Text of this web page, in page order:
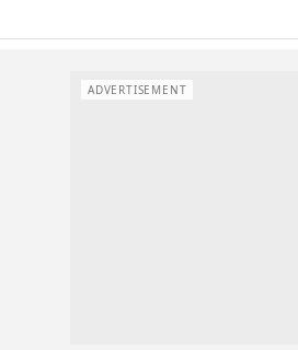
ADVERTISEMENT